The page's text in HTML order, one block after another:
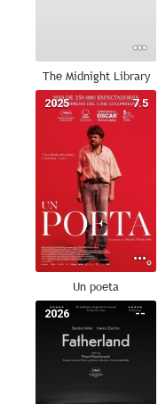
The Midnight Library
7.5
2025
Un poeta
--
2026